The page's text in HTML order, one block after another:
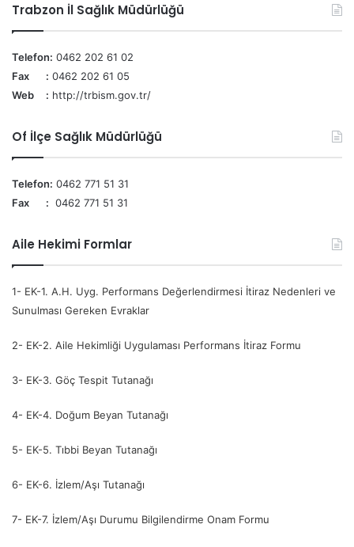
Trabzon İl Sağlık Müdürlüğü
Telefon: 0462 202 61 02
Fax : 0462 202 61 05
Web : http://trbism.gov.tr/
Of İlçe Sağlık Müdürlüğü
Telefon: 0462 771 51 31
Fax : 0462 771 51 31
Aile Hekimi Formlar
1- EK-1. A.H. Uyg. Performans Değerlendirmesi İtiraz Nedenleri ve
Sunulması Gereken Evraklar
2- EK-2. Aile Hekimliği Uygulaması Performans İtiraz Formu
3- EK-3. Göç Tespit Tutanağı
4- EK-4. Doğum Beyan Tutanağı
5- EK-5. Tıbbi Beyan Tutanağı
6- EK-6. İzlem/Aşı Tutanağı
7- EK-7. İzlem/Aşı Durumu Bilgilendirme Onam Formu